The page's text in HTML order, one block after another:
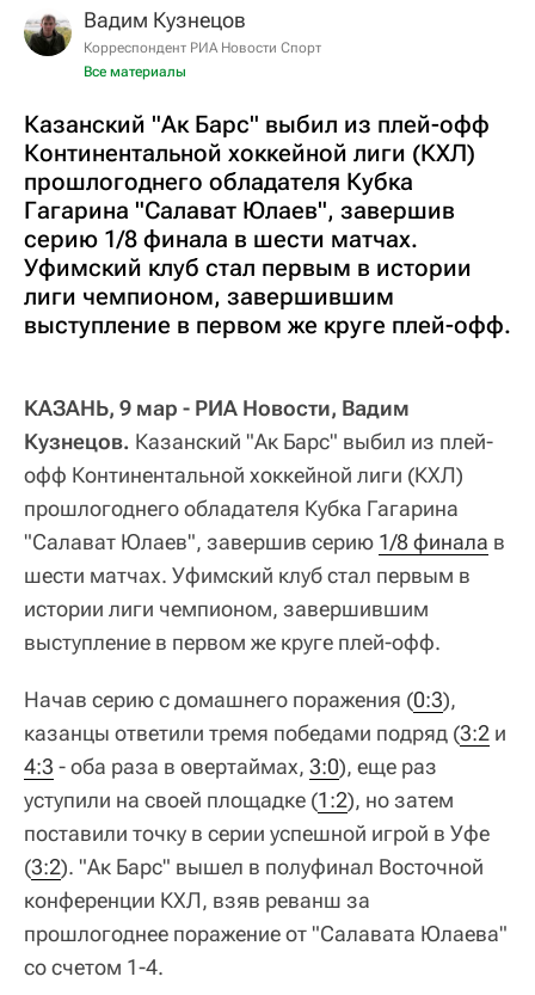
Вадим Кузнецов
Корреспондент РИА Новости Спорт
Все материалы
Казанский "Ак Барс" выбил из плей-офф
Континентальной хоккейной лиги (КХЛ)
прошлогоднего обладателя Кубка
Гагарина "Салават Юлаев", завершив
серию 1/8 финала в шести матчах.
Уфимский клуб стал первым в истории
лиги чемпионом, завершившим
выступление в первом же круге плей-офф.
КАЗАНЬ, 9 мар - РИА Новости, Вадим
Кузнецов. Казанский "Ак Барс" выбил из плей-
офф Континентальной хоккейной лиги (КХЛ)
прошлогоднего обладателя Кубка Гагарина
"Салават Юлаев", завершив серию 1/8 финала в
шести матчах. Уфимский клуб стал первым в
истории лиги чемпионом, завершившим
выступление в первом же круге плей-офф.
Начав серию с домашнего поражения (0:3),
казанцы ответили тремя победами подряд (3:2 и
4:3 - оба раза в овертаймах, 3:0), еще раз
уступили на своей площадке (1:2), но затем
поставили точку в серии успешной игрой в Уфе
(3:2). "Ак Барс" вышел в полуфинал Восточной
конференции КХЛ, взяв реванш за
прошлогоднее поражение от "Салавата Юлаева"
со счетом 1-4.